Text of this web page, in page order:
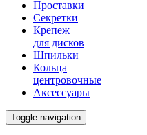
Проставки
Секретки
Крепеж
для дисков
Шпильки
Кольца
центровочные
Аксессуары
Toggle navigation